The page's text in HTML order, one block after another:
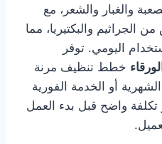
والغبار والشعر، مع
الجراثيم والبكتيريا، مما
اليومي. توفر
خطط تنظيف مرنة
أو الخدمة الفورية
تكلفة واضح قبل بدء العمل